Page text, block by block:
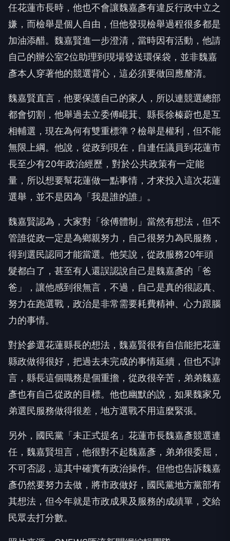
任花蓮市長時，他也不會讓魏嘉彥有違反行政中立之
嫌，而檢舉是個人自由，但他發現檢舉過程很多都是
加油添醋。魏嘉賢進一步澄清，當時因有活動，他請
自己的辦公室2位助理到現場發送環保袋，並非魏嘉
彥本人穿著他的競選背心，這必須要做回應釐清。
魏嘉賢直言，他要保護自己的家人，所以連競選總部
都會切割，他舉過去立委傅崐萁、縣長徐榛蔚也是互
相輔選，現在為何有雙重標準？檢舉是權利，但不能
無限上綱。他說，從政到現在，自連任議員到花蓮市
長至少有20年政治經歷，對於公共政策有一定能
量，所以想要幫花蓮做一點事情，才來投入這次花蓮
選舉，並不是因為「我是誰的誰」。
魏嘉賢認為，大家對「徐傅體制」當然有想法，但不
管誰從政一定是為鄉親努力，自己很努力為民服務，
得到選民認同才能當選。他笑說，從政服務20年頭
髮都白了，甚至有人還誤認說自己是魏嘉彥的「爸
爸」，讓他感到很無言，不過，自己是真的很認真、
努力在跑選戰，政治是非常需要耗費精神、心力跟腦
力的事情。
對於參選花蓮縣長的想法，魏嘉賢很有自信能把花蓮
縣政做得很好，把過去未完成的事情延續，但也不諱
言，縣長這個職務是個重擔，從政很辛苦，弟弟魏嘉
彥也有自己從政的目標。他也幽默的說，如果魏家兄
弟選民服務做得很差，地方選戰不用這麼緊張。
另外，國民黨「未正式提名」花蓮市長魏嘉彥競選連
任，魏嘉賢坦言，他很對不起魏嘉彥，弟弟很委屈，
不可否認，這其中確實有政治操作。但他也告訴魏嘉
彥仍然要努力去做，將市政做好，國民黨地方黨部有
其想法，但今年就是市政成果及服務的成績單，交給
民眾去打分數。